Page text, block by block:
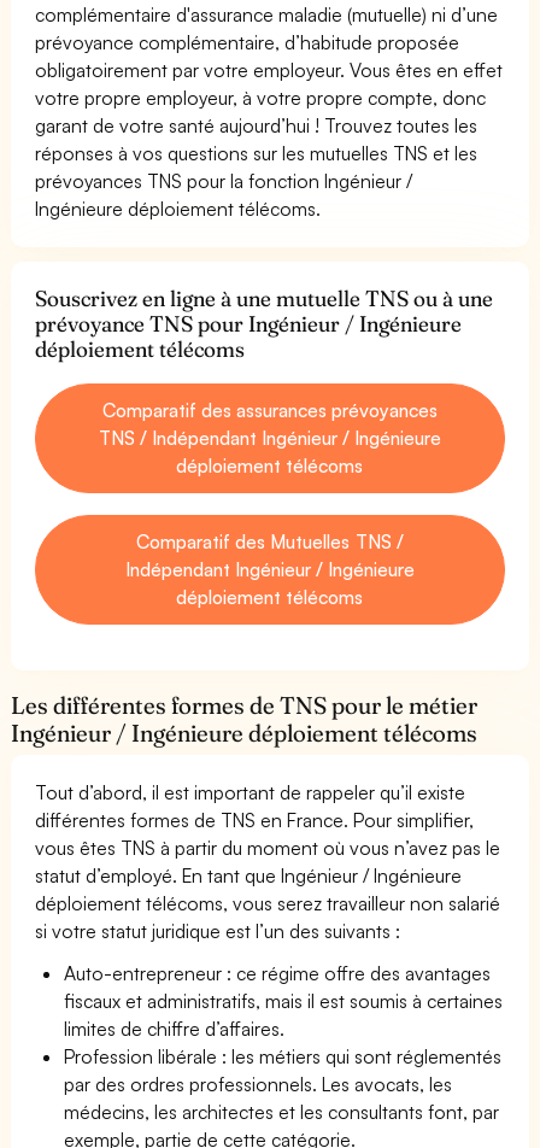
complémentaire d'assurance maladie (mutuelle) ni d’une
prévoyance complémentaire, d’habitude proposée
obligatoirement par votre employeur. Vous êtes en effet
votre propre employeur, à votre propre compte, donc
garant de votre santé aujourd’hui ! Trouvez toutes les
réponses à vos questions sur les mutuelles TNS et les
prévoyances TNS pour la fonction Ingénieur /
Ingénieure déploiement télécoms.
Souscrivez en ligne à une mutuelle TNS ou à une
prévoyance TNS pour Ingénieur / Ingénieure
déploiement télécoms
Comparatif des assurances prévoyances
TNS / Indépendant Ingénieur / Ingénieure
déploiement télécoms
Comparatif des Mutuelles TNS /
Indépendant Ingénieur / Ingénieure
déploiement télécoms
Les différentes formes de TNS pour le métier
Ingénieur / Ingénieure déploiement télécoms
Tout d’abord, il est important de rappeler qu’il existe
différentes formes de TNS en France. Pour simplifier,
vous êtes TNS à partir du moment où vous n’avez pas le
statut d’employé. En tant que Ingénieur / Ingénieure
déploiement télécoms, vous serez travailleur non salarié
si votre statut juridique est l’un des suivants :
Auto-entrepreneur : ce régime offre des avantages
fiscaux et administratifs, mais il est soumis à certaines
limites de chiffre d’affaires.
Profession libérale : les métiers qui sont réglementés
par des ordres professionnels. Les avocats, les
médecins, les architectes et les consultants font, par
exemple, partie de cette catégorie.